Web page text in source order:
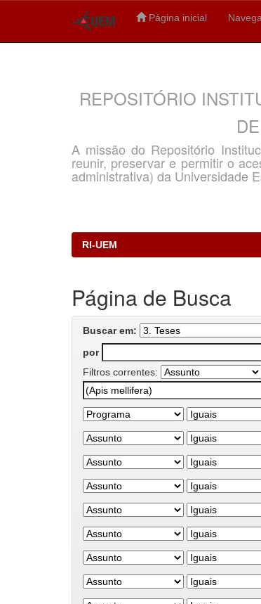
Página inicial
REPOSITÓRIO
A missão do Repositório
reunir, preservar e permitir o
administrativa) da Universidade
RI-UEM
Página de Busca
Buscar em:
por
Filtros correntes: